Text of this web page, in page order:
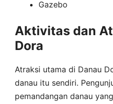
Gazebo
Aktivitas dan
Dora
Atraksi utama di Danau
danau itu sendiri.
pemandangan danau